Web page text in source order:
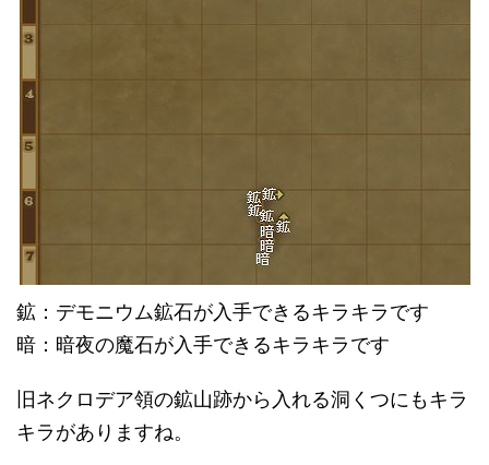
鉱：デモニウム鉱石が入手できるキラキラです
暗：暗夜の魔石が入手できるキラキラです
旧ネクロデア領の鉱山跡から入れる洞くつにもキラ
キラがありますね。